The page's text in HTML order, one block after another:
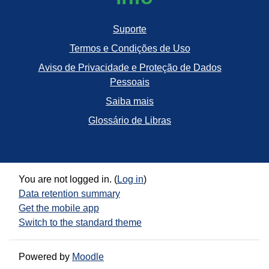
Suporte
Termos e Condições de Uso
Aviso de Privacidade e Proteção de Dados
Pessoais
Saiba mais
Glossário de Libras
You are not logged in. (Log in)
Data retention summary
Get the mobile app
Switch to the standard theme
Powered by Moodle